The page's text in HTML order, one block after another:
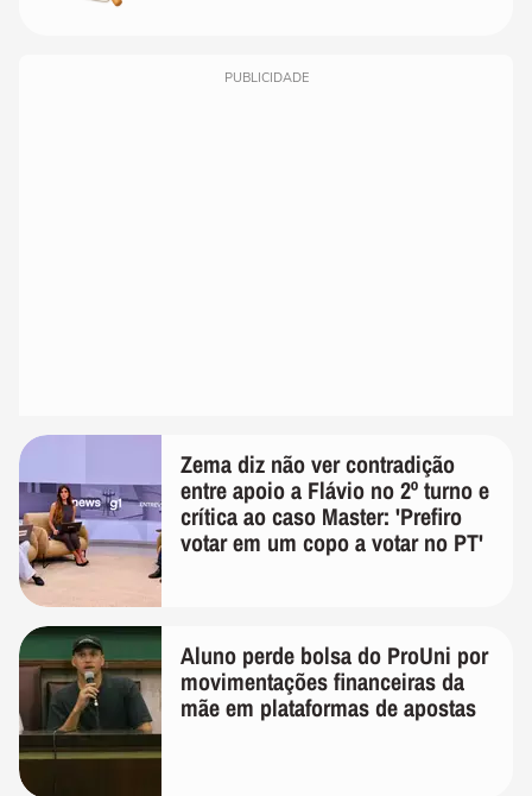
PUBLICIDADE
Zema diz não ver contradição
entre apoio a Flávio no 2º turno e
crítica ao caso Master: 'Prefiro
votar em um copo a votar no PT'
Aluno perde bolsa do ProUni por
movimentações financeiras da
mãe em plataformas de apostas